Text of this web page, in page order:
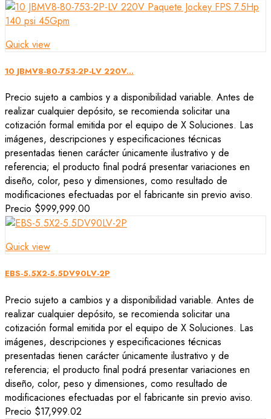
Quick view
10 JBMV8-80-753-2P-LV 220V...
Precio sujeto a cambios y a disponibilidad variable. Antes de
realizar cualquier depósito, se recomienda solicitar una
cotización formal emitida por el equipo de X Soluciones. Las
imágenes, descripciones y especificaciones técnicas
presentadas tienen carácter únicamente ilustrativo y de
referencia; el producto final podrá presentar variaciones en
diseño, color, peso y dimensiones, como resultado de
modificaciones efectuadas por el fabricante sin previo aviso.
Precio $999,999.00
Quick view
EBS-5.5X2-5.5DV90LV-2P
Precio sujeto a cambios y a disponibilidad variable. Antes de
realizar cualquier depósito, se recomienda solicitar una
cotización formal emitida por el equipo de X Soluciones. Las
imágenes, descripciones y especificaciones técnicas
presentadas tienen carácter únicamente ilustrativo y de
referencia; el producto final podrá presentar variaciones en
diseño, color, peso y dimensiones, como resultado de
modificaciones efectuadas por el fabricante sin previo aviso.
Precio $17,999.02